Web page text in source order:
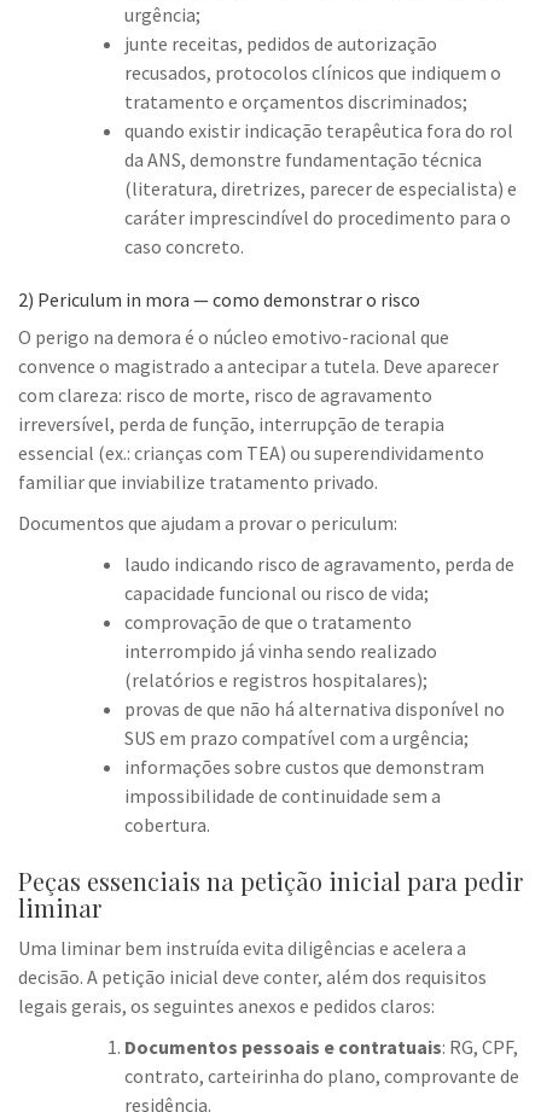
urgência;
junte receitas, pedidos de autorização
recusados, protocolos clínicos que indiquem o
tratamento e orçamentos discriminados;
quando existir indicação terapêutica fora do rol
da ANS, demonstre fundamentação técnica
(literatura, diretrizes, parecer de especialista) e
caráter imprescindível do procedimento para o
caso concreto.
2) Periculum in mora — como demonstrar o risco
O perigo na demora é o núcleo emotivo-racional que
convence o magistrado a antecipar a tutela. Deve aparecer
com clareza: risco de morte, risco de agravamento
irreversível, perda de função, interrupção de terapia
essencial (ex.: crianças com TEA) ou superendividamento
familiar que inviabilize tratamento privado.
Documentos que ajudam a provar o periculum:
laudo indicando risco de agravamento, perda de
capacidade funcional ou risco de vida;
comprovação de que o tratamento
interrompido já vinha sendo realizado
(relatórios e registros hospitalares);
provas de que não há alternativa disponível no
SUS em prazo compatível com a urgência;
informações sobre custos que demonstram
impossibilidade de continuidade sem a
cobertura.
Peças essenciais na petição inicial para pedir
liminar
Uma liminar bem instruída evita diligências e acelera a
decisão. A petição inicial deve conter, além dos requisitos
legais gerais, os seguintes anexos e pedidos claros:
Documentos pessoais e contratuais: RG, CPF,
contrato, carteirinha do plano, comprovante de
residência.